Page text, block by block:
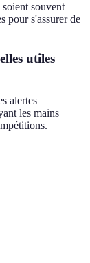
souvent
pour s'assurer de
utiles
alertes
les mains